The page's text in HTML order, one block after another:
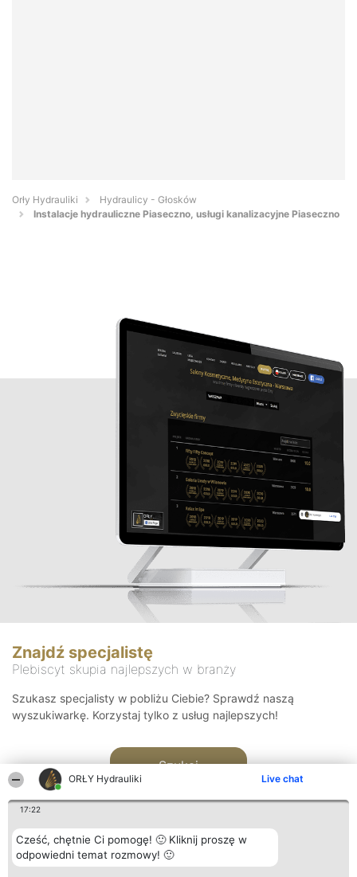
ORŁY Hydrauliki Live chat
17:22
Cześć, chętnie Ci pomogę! 🙂 Kliknij proszę w
odpowiedni temat rozmowy! 🙂
Orły Hydrauliki
Hydraulicy - Głosków
Instalacje hydrauliczne Piaseczno, usługi kanalizacyjne Piaseczno
Znajdź specjalistę
Plebiscyt skupia najlepszych w branży
Szukasz specjalisty w pobliżu Ciebie? Sprawdź naszą
wyszukiwarkę. Korzystaj tylko z usług najlepszych!
Szukaj